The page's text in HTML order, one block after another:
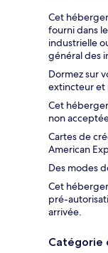
Cet
fourni dans
industrielle
général des
Dormez sur
extincteur et
Cet
non
Cartes de
American
Des modes
Cet
pré-
arrivée.
Catégorie